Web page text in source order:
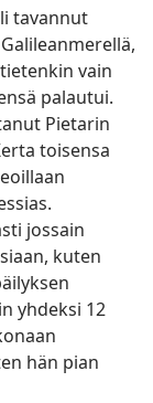
tavannut
vain
palautui.
Pietarin
toisensa
jossain
kuten
yhdeksi 12
hän pian